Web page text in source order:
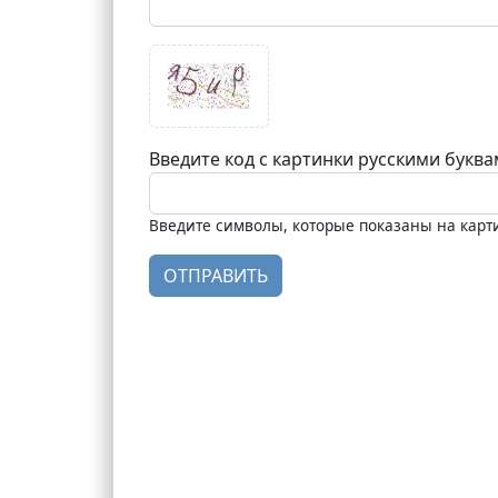
Введите код с картинки русскими
Введите символы, которые показаны на